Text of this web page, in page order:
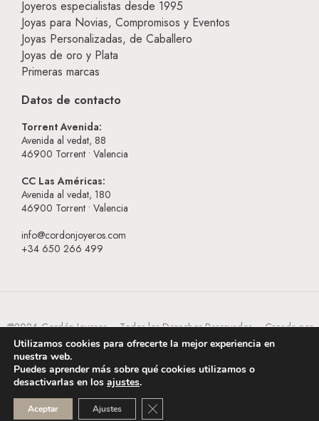
Joyeros especialistas desde 1995
Joyas para Novias, Compromisos y Eventos
Joyas Personalizadas, de Caballero
Joyas de oro y Plata
Primeras marcas
Datos de contacto
Torrent Avenida:
Avenida al vedat, 88
46900 Torrent • Valencia
CC Las Américas:
Avenida al vedat, 180
46900 Torrent • Valencia
info@cordonjoyeros.com
+34 650 266 499
@2026 Cordón Joyeros – Todos los Derechos Reservados – Creada por
BESEOWEB
Utilizamos cookies para ofrecerte la mejor experiencia en
nuestra web.
Puedes aprender más sobre qué cookies utilizamos o
desactivarlas en los ajustes.
Aceptar Ajustes CERRAR EL BANNER DE